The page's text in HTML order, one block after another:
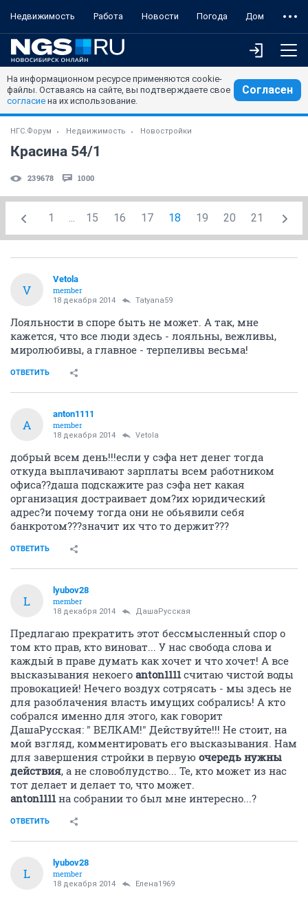
Недвижимость Работа Новости Погода Дом
На информационном ресурсе применяются cookie-
файлы. Оставаясь на сайте, вы подтверждаете свое
согласие на их использование.
Согласен
НГС.Форум Недвижимость Новостройки
Красина 54/1
239678 1000
1 ... 15 16 17 18 19 20 21
V
Vetola
member
18 декабря 2014 Tatyana59
Лояльности в споре быть не может. А так, мне
кажется, что все люди здесь - лояльны, вежливы,
миролюбивы, а главное - терпеливы весьма!
ОТВЕТИТЬ
A
anton1111
member
18 декабря 2014 Vetola
добрый всем день!!!если у сэфа нет денег тогда
откуда выплачивают зарплаты всем работником
офиса??даша подскажите раз сэфа нет какая
организация достраивает дом?их юридический
адрес?и почему тогда они не обьявили себя
банкротом???значит их что то держит???
ОТВЕТИТЬ
L
lyubov28
member
18 декабря 2014 ДашаРусская
Предлагаю прекратить этот бессмысленный спор о
том кто прав, кто виноват... У нас свобода слова и
каждый в праве думать как хочет и что хочет! А все
высказывания некоего anton1111считаю чистой воды
провокацией! Нечего воздух сотрясать - мы здесь не
для разоблачения власть имущих собрались! А кто
собрался именно для этого, как говорит
ДашаРусская: " ВЕЛКАМ!" Действуйте!!! Не стоит, на
мой взгляд, комментировать его высказывания. Нам
для завершения стройки в первую очередь нужны
действия, а не словоблудство... Те, кто может из нас
тот делает и делает то, что может.
anton1111на собрании то был мне интересно...?
ОТВЕТИТЬ
L
lyubov28
member
18 декабря 2014 Елена1969